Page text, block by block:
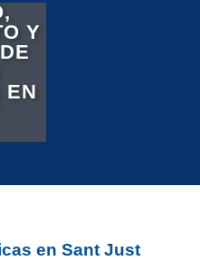
Y
EN
en Sant Just